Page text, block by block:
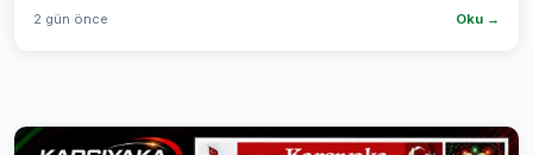
2 gün önce Oku →